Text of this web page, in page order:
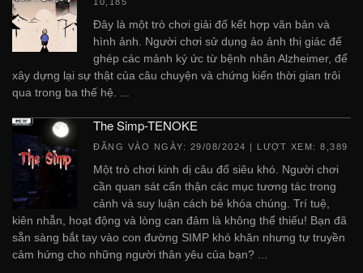
Đây là một trò chơi giải đố kết hợp văn bản và
hình ảnh. Người chơi sử dụng ảo ảnh thị giác để
ghép các mảnh ký ức từ bệnh nhân Alzheimer, để
xây dựng lại sự thật của câu chuyện và chứng kiến ​​thời gian trôi
qua trong ba thế hệ. ...
The Simp-TENOKE
ĐĂNG VÀO NGÀY: 29/08/2024 | LƯỢT XEM: 8,389
Một trò chơi kinh dị câu đố siêu khó. Người chơi
cần quan sát cẩn thận các mục tương tác trong
cảnh và suy luận cách bẻ khóa chúng. Trí tuệ,
kiên nhẫn, hoạt động và lòng can đảm là không thể thiếu! Bạn đã
sẵn sàng bắt tay vào con đường SIMP khó khăn nhưng tự truyền
cảm hứng cho những người thân yêu của bạn? ...